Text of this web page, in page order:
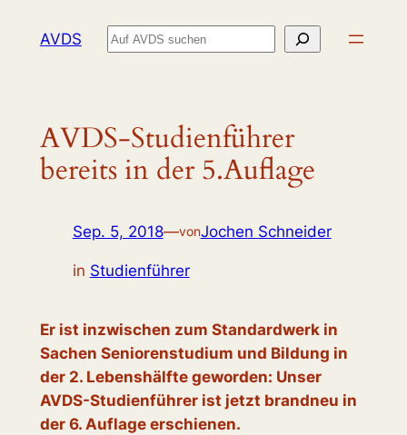
InhaltAVDS Suchen
AVDS-Studienführer
bereits in der 5.Auflage
Sep. 5, 2018—vonJochen Schneider
in Studienführer
Er ist inzwischen zum Standardwerk in
Sachen Seniorenstudium und Bildung in
der 2. Lebenshälfte geworden: Unser
AVDS-Studienführer ist jetzt brandneu in
der 6. Auflage erschienen.